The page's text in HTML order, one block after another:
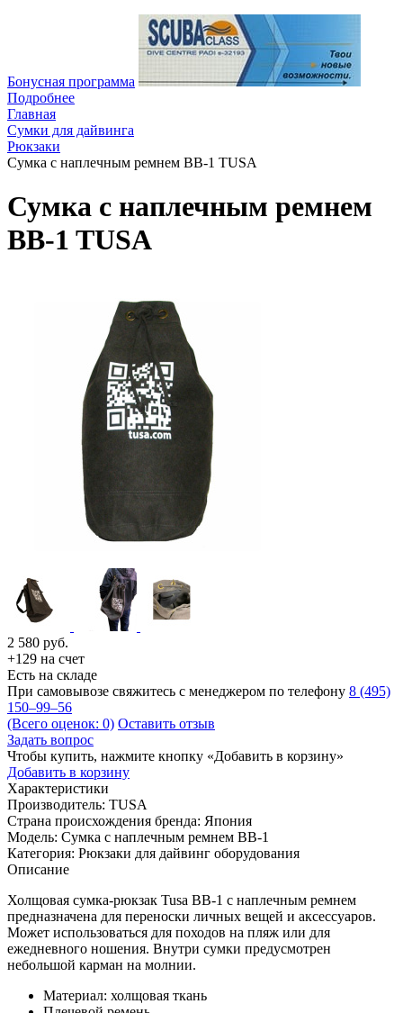
Бонусная программа
Подробнее
Главная
Сумки для дайвинга
Рюкзаки
Сумка с наплечным ремнем BB-1 TUSA
Сумка с наплечным ремнем
BB-1 TUSA
2 580 руб.
+129 на счет
Есть на складе
При самовывозе свяжитесь с менеджером по телефону 8 (495)
150–99–56
(Всего оценок: 0) Оставить отзыв
Задать вопрос
Чтобы купить, нажмите кнопку «Добавить в корзину»
Добавить в корзину
Характеристики
Производитель: TUSA
Страна происхождения бренда: Япония
Модель: Сумка с наплечным ремнем BB-1
Категория: Рюкзаки для дайвинг оборудования
Описание
Холщовая сумка-рюкзак Tusa BB-1 с наплечным ремнем
предназначена для переноски личных вещей и аксессуаров.
Может использоваться для походов на пляж или для
ежедневного ношения. Внутри сумки предусмотрен
небольшой карман на молнии.
Материал: холщовая ткань